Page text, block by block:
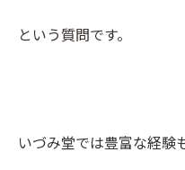
という質問です。
いづみ堂では豊富な経験